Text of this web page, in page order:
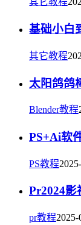
基础小白
其它教程
太阳鸽鸽
Blender教程
PS+Ai软
PS教程
Pr2024影
pr教程2025-